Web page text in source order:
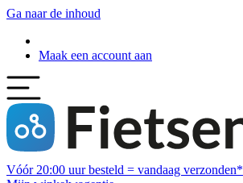
Ga naar de inhoud
Maak een account aan
Vóór 20:00 uur besteld = vandaag verzonden*